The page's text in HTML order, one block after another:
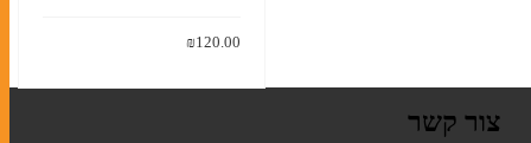
₪120.00
הוסף לסל
צור קשר